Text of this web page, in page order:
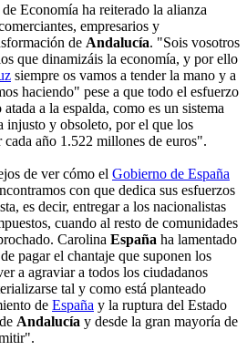
Economía ha reiterado la alianza
empresarios y
de Andalucía. "Sois vosotros
que dinamizáis la economía, y por ello
siempre os vamos a tender la mano y a
haciendo" pese a que todo el esfuerzo
a la espalda, como es un sistema
injusto y obsoleto, por el que los
año 1.522 millones de euros".
de ver cómo el Gobierno de España
con que dedica sus esfuerzos
es decir, entregar a los nacionalistas
cuando al resto de comunidades
Carolina España ha lamentado
pagar el chantaje que suponen los
a agraviar a todos los ciudadanos
tal y como está planteado
de España y la ruptura del Estado
Andalucía y desde la gran mayoría de